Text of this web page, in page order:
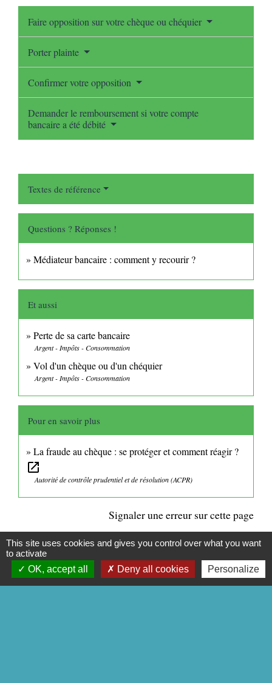
Faire opposition sur votre chèque ou chéquier
Porter plainte
Confirmer votre opposition
Demander le remboursement si votre compte
bancaire a été débité
Textes de référence
Questions ? Réponses !
Médiateur bancaire : comment y recourir ?
Et aussi
Perte de sa carte bancaire
Argent - Impôts - Consommation
Vol d'un chèque ou d'un chéquier
Argent - Impôts - Consommation
Pour en savoir plus
La fraude au chèque : se protéger et comment réagir ?
open_in_new
Autorité de contrôle prudentiel et de résolution (ACPR)
Signaler une erreur sur cette page
This site uses cookies and gives you control over what you want
to activate
OK, accept all
Deny all cookies Personalize